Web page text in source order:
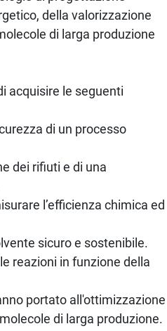
della valorizzazione
di larga produzione
acquisire le seguenti
di un processo
dei rifiuti e di una
l’efficienza chimica ed
sicuro e sostenibile.
reazioni in funzione della
portato all'ottimizzazione
di larga produzione.